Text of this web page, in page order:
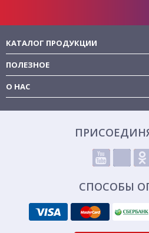
КАТАЛОГ ПРОДУКЦИИ
ПОЛЕЗНОЕ
О НАС
СПОСОБЫ